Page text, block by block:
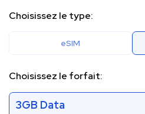
Choisissez le type:
eSIM
Choisissez le forfait:
3GB Data